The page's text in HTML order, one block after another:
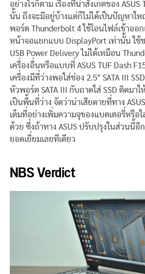
อย่างไรก็ตาม เรื่องที่น่าสังเกตของ ASUS
นั้น ถึงจะมีอยู่บ้างแต่ก็ไม่ได้เป็นปัญหาให
พอร์ต Thunderbolt 4 ใช้โอนไฟล์เข้าออก
หน้าจอแยกแบบ DisplayPort เท่านั้น ใช้
USB Power Delivery ไม่ได้เหมือน
เครื่องอื่นหรือแบบที่ ASUS TUF Dash
เครื่องมีที่ว่างพอใส่ช่อง 2.5″ SATA III
หัวพอร์ต SATA III กับถาดใส่ SSD ติดมาใ
เป็นพื้นที่ว่าง จัดว่าน่าเสียดายที่ทาง
เต็มที่อย่างเพิ่มความจุของแบตเตอรี่หรือใ
ด้วย ซึ่งถ้าทาง ASUS ปรับปรุงในส่วนนี้
ยอดเยี่ยมเลยทีเดียว
NBS Verdict